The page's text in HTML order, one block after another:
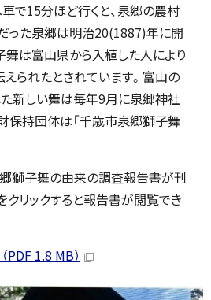
で15分ほど行くと、泉郷の農村
った泉郷は明治20(1887)年に開
舞は富山県から入植した人により
られたとされています。富山の
新しい舞は毎年9月に泉郷神社
保持団体は「千歳市泉郷獅子舞
獅子舞の由来の調査報告書が刊
クリックすると報告書が閲覧でき
1.8 MB）